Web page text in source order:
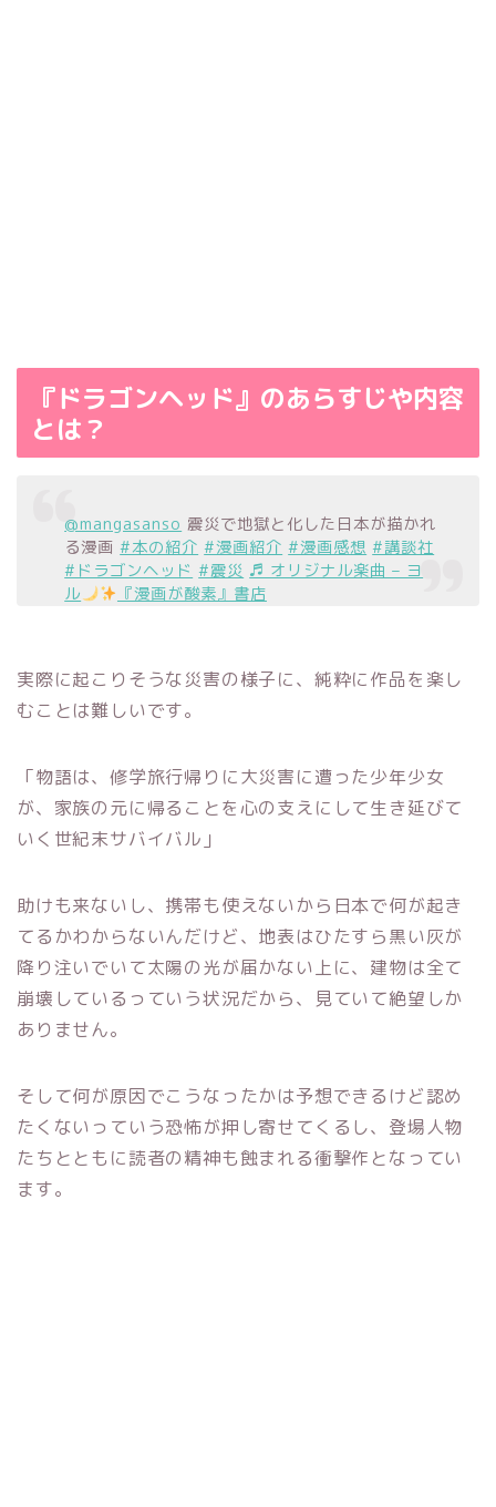
『ドラゴンヘッド』のあらすじや内容
とは？
@mangasanso 震災で地獄と化した日本が描かれ
る漫画#本の紹介 #漫画紹介 #漫画感想 #講談社
#ドラゴンヘッド #震災 ♬ オリジナル楽曲 – ヨ
ル
『漫画が酸素』書店
実際に起こりそうな災害の様子に、純粋に作品を楽し
むことは難しいです。
「物語は、修学旅行帰りに大災害に遭った少年少女
が、家族の元に帰ることを心の支えにして生き延びて
いく世紀末サバイバル」
助けも来ないし、携帯も使えないから日本で何が起き
てるかわからないんだけど、地表はひたすら黒い灰が
降り注いでいて太陽の光が届かない上に、建物は全て
崩壊しているっていう状況だから、見ていて絶望しか
ありません。
そして何が原因でこうなったかは予想できるけど認め
たくないっていう恐怖が押し寄せてくるし、登場人物
たちとともに読者の精神も蝕まれる衝撃作となってい
ます。